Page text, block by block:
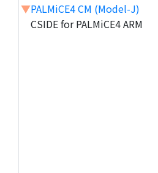
▼PALMiCE4 CM (Model-J)
CSIDE for PALMiCE4 ARM